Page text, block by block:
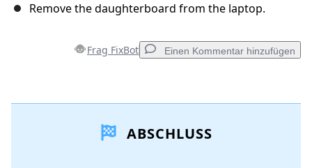
Remove the daughterboard from the laptop.
Frag FixBot Einen Kommentar hinzufügen
Kommentar hinzufügenABSCHLUSS